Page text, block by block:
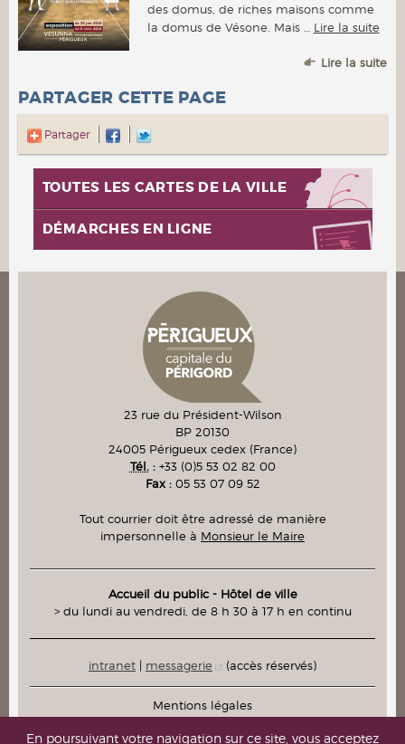
des domus, de riches maisons comme
la domus de Vésone. Mais … Lire la suite
Lire la suite
PARTAGER CETTE PAGE
Partager
TOUTES LES CARTES DE LA VILLE
DÉMARCHES EN LIGNE
23 rue du Président-Wilson
BP 20130
24005 Périgueux cedex (France)
Tél. : +33 (0)5 53 02 82 00
Fax : 05 53 07 09 52
Tout courrier doit être adressé de manière
impersonnelle à Monsieur le Maire
Accueil du public - Hôtel de ville
> du lundi au vendredi, de 8 h 30 à 17 h en continu
intranet| messagerie (accès réservés)
Mentions légales
Plan du site
En poursuivant votre navigation sur ce site, vous acceptez